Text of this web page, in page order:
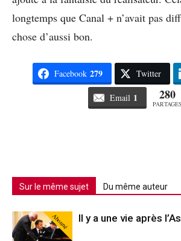
longtemps que Canal + n’avait pas
chose d’aussi bon.
Facebook 279 Twitter
Email 1 280
PARTAGES
Sur le même sujet Du même auteur
Abonné Il y a une vie après